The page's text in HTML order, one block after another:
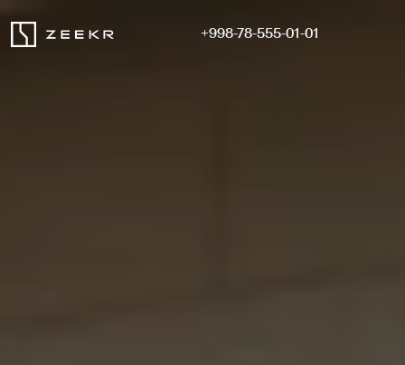
+998-78-555-01-01